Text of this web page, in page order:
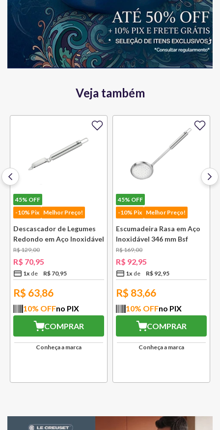
Veja também
45% OFF
-10% Pix Melhor Preço!
Descascador de Legumes
Redondo em Aço Inoxidável
131 mm Bsf
R$129,00
R$ 70,95
1x R$ 70,95
R$ 63,86
10% OFFno PIX
COMPRAR
Conheça a marca
45% OFF
-10% Pix Melhor Preço!
Escumadeira Rasa em Aço
Inoxidável 346 mm Bsf
R$169,00
R$ 92,95
1x R$ 92,95
R$ 83,66
10% OFFno PIX
COMPRAR
Conheça a marca